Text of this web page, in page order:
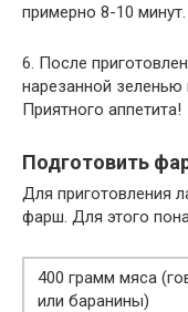
примерно 8-10 минут.
6. После
нарезанной зеленью
Приятного аппетита!
Подготовить
Для приготовления
фарш. Для этого
400 грамм мяса
или баранины)